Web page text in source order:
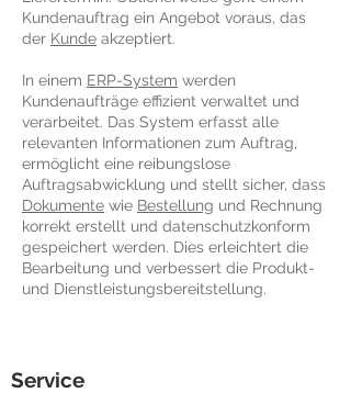
Kundenauftrag ein Angebot voraus, das
der Kunde akzeptiert.
In einem ERP-System werden
Kundenaufträge effizient verwaltet und
verarbeitet. Das System erfasst alle
relevanten Informationen zum Auftrag,
ermöglicht eine reibungslose
Auftragsabwicklung und stellt sicher, dass
Dokumente wie Bestellung und Rechnung
korrekt erstellt und datenschutzkonform
gespeichert werden. Dies erleichtert die
Bearbeitung und verbessert die Produkt-
und Dienstleistungsbereitstellung.
Service